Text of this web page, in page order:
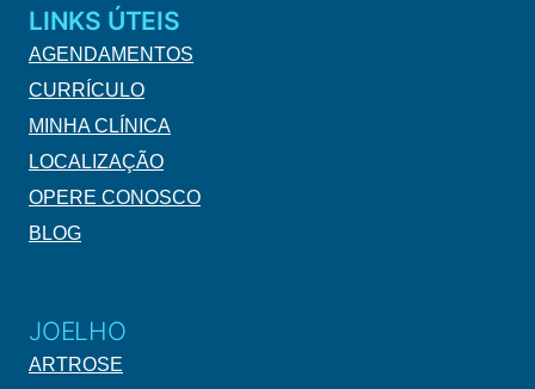
LINKS ÚTEIS
AGENDAMENTOS
CURRÍCULO
MINHA CLÍNICA
LOCALIZAÇÃO
OPERE CONOSCO
BLOG
JOELHO
ARTROSE